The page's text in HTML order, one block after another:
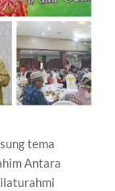
tema
Antara